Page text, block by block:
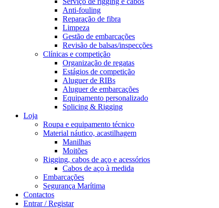
Anti-fouling
Reparação de fibra
Limpeza
Gestão de embarcações
Revisão de balsas/inspecções
Clínicas e competição
Organização de regatas
Estágios de competição
Aluguer de RIBs
Aluguer de embarcações
Equipamento personalizado
Splicing & Rigging
Loja
Roupa e equipamento técnico
Material náutico, acastilhagem
Manilhas
Moitões
Rigging, cabos de aço e acessórios
Cabos de aço à medida
Embarcações
Segurança Marítima
Contactos
Entrar / Registar